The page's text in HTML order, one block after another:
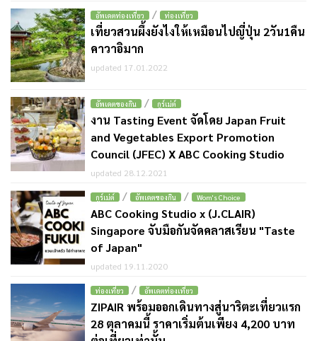
อัพเดตท่องเที่ยว / ท่องเที่ยว
เที่ยวสวนผึ้งยังไงให้เหมือนไปญี่ปุ่น 2วัน1คืน
คาวาอิมาก
updated 17.01.2022
อัพเดตของกิน / กูร์เม่ต์
งาน Tasting Event จัดโดย Japan Fruit
and Vegetables Export Promotion
Council (JFEC) X ABC Cooking Studio
updated 28.12.2021
กูร์เม่ต์ / อัพเดตของกิน / Wom's Choice
ABC Cooking Studio x (J.CLAIR)
Singapore จับมือกันจัดคลาสเรียน "Taste
of Japan"
updated 19.11.2020
ท่องเที่ยว / อัพเดตท่องเที่ยว
ZIPAIR พร้อมออกเดินทางสู่นาริตะเที่ยวแรก
28 ตุลาคมนี้ ราคาเริ่มต้นเพียง 4,200 บาท